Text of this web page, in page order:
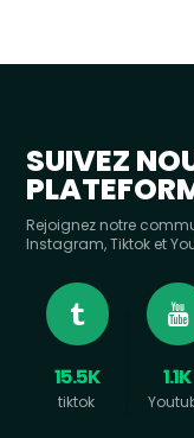
SUIVEZ
Rejoignez notre
Instagram, Tiktok et
15.5K
tiktok
1.1K